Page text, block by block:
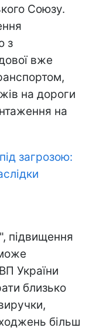
Союзу.
з
вже
на дороги
на
загрозою:
підвищення
України
близько
більш